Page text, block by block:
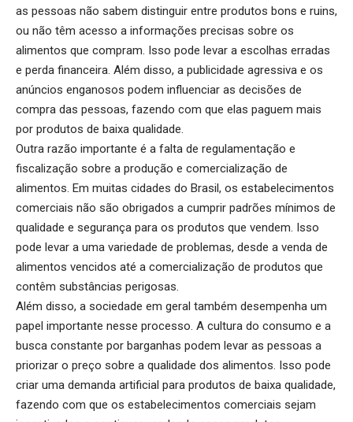
as pessoas não sabem distinguir entre produtos bons e ruins,
ou não têm acesso a informações precisas sobre os
alimentos que compram. Isso pode levar a escolhas erradas
e perda financeira. Além disso, a publicidade agressiva e os
anúncios enganosos podem influenciar as decisões de
compra das pessoas, fazendo com que elas paguem mais
por produtos de baixa qualidade.
Outra razão importante é a falta de regulamentação e
fiscalização sobre a produção e comercialização de
alimentos. Em muitas cidades do Brasil, os estabelecimentos
comerciais não são obrigados a cumprir padrões mínimos de
qualidade e segurança para os produtos que vendem. Isso
pode levar a uma variedade de problemas, desde a venda de
alimentos vencidos até a comercialização de produtos que
contêm substâncias perigosas.
Além disso, a sociedade em geral também desempenha um
papel importante nesse processo. A cultura do consumo e a
busca constante por barganhas podem levar as pessoas a
priorizar o preço sobre a qualidade dos alimentos. Isso pode
criar uma demanda artificial para produtos de baixa qualidade,
fazendo com que os estabelecimentos comerciais sejam